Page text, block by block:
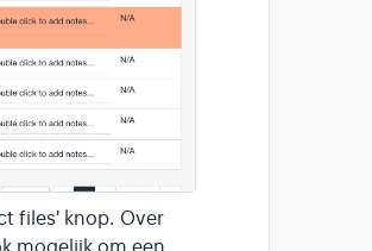
files' knop. Over